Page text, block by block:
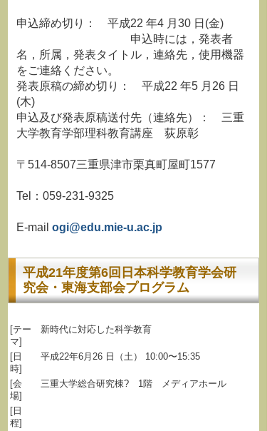
申込締め切り： 平成22 年4 月30 日(金)
申込時には，発表者
名，所属，発表タイトル，連絡先，使用機器
をご連絡ください。
発表原稿の締め切り： 平成22 年5 月26 日
(木)
申込及び発表原稿送付先（連絡先）： 三重
大学教育学部理科教育講座 荻原彰
〒514-8507三重県津市栗真町屋町1577
Tel：059-231-9325
E-mail ogi@edu.mie-u.ac.jp
平成21年度第6回日本科学教育学会研
究会・東海支部会プログラム
[テー
マ]
新時代に対応した科学教育
[日
時]
平成22年6月26 日（土） 10:00〜15:35
[会
場]
三重大学総合研究棟? 1階 メディアホール
[日
程]